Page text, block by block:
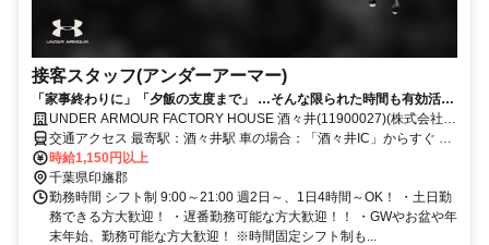
接客スタッフ(アンダーアーマー)
「家事終わりに」「夕飯の支度まで」 …そんな限られた時間も有効活用
★ UNDER ARMOUR FACTORY HOUSE 酒々井(11900027)(株式会社ド
ーム)
交通アクセス 最寄駅：酒々井駅 車の場合：「酒々井IC」からすぐ 電
車の場合：JR「酒々井駅・京成酒々井駅駅」からバスで20分ほど ▶
車通勤OK／バイク通勤（駐車場あり） ★バス通勤の方は、入り時間
ご相談に応じます！
時給1,150円以上
千葉県印旛郡
勤務時間 シフト制 9:00～21:00 週2日～、1日4時間～OK！ ・土日勤
務できる方大歓迎！ ・遅番勤務可能な方大歓迎！！ ・GWやお盆や年
末年始、勤務可能な方大歓迎！ ※時間固定シフト制も...